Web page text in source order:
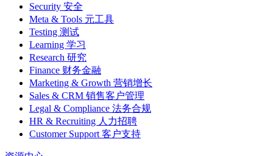
Security 安全
Meta & Tools 元工具
Testing 测试
Learning 学习
Research 研究
Finance 财务金融
Marketing & Growth 营销增长
Sales & CRM 销售客户管理
Legal & Compliance 法务合规
HR & Recruiting 人力招聘
Customer Support 客户支持